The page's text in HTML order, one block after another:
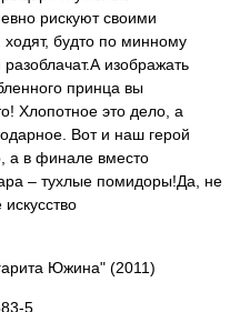
рискуют своими
будто по минному
изображать
принца вы
Хлопотное это дело, а
Вот и наш герой
а в финале вместо
– тухлые помидоры!Да, не
Южина" (2011)
5